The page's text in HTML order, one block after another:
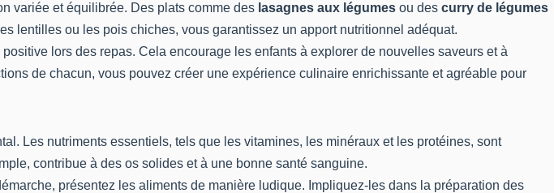
variée et équilibrée. Des plats comme des lasagnes aux légumes ou des curry de légumes
lentilles ou les pois chiches, vous garantissez un apport nutritionnel adéquat.
lors des repas. Cela encourage les enfants à explorer de nouvelles saveurs et à
de chacun, vous pouvez créer une expérience culinaire enrichissante et agréable pour
Les nutriments essentiels, tels que les vitamines, les minéraux et les protéines, sont
contribue à des os solides et à une bonne santé sanguine.
présentez les aliments de manière ludique. Impliquez-les dans la préparation des